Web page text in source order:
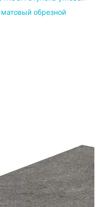
обрезной